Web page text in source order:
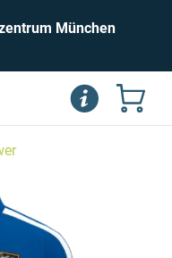
München